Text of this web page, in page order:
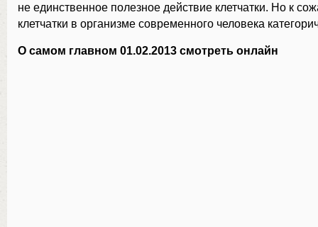
не единственное полезное действие клетчатки. Но к
клетчатки в организме современного человека
О самом главном 01.02.2013 смотреть онлайн